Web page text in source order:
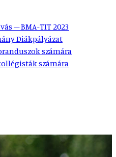
– BMA-TIT 2023
Diákpályázat
számára
számára